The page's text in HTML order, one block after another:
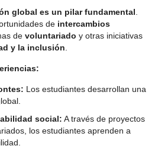
global es un pilar fundamental
de intercambios
de voluntariado y otras iniciativas
y la inclusión
Los estudiantes desarrollan una
social: A través de proyectos
los estudiantes aprenden a